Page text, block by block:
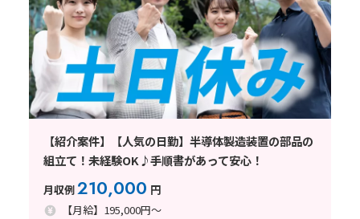
【紹介案件】【人気の日勤】半導体製造装置の部品の
組立て！未経験OK♪手順書があって安心！
月収例210,000 円
【月給】195,000円～